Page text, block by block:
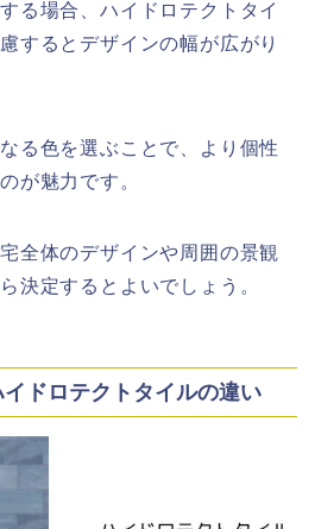
る場合、ハイドロテクトタイ
するとデザインの幅が広がり
る色を選ぶことで、より個性
が魅力です。
全体のデザインや周囲の景観
決定するとよいでしょう。
ドロテクトタイルの違い